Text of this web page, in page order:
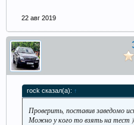
22 авг 2019
rock сказал(а): ↑
Проверить, поставив заведомо
Можно у кого то взять на тест )